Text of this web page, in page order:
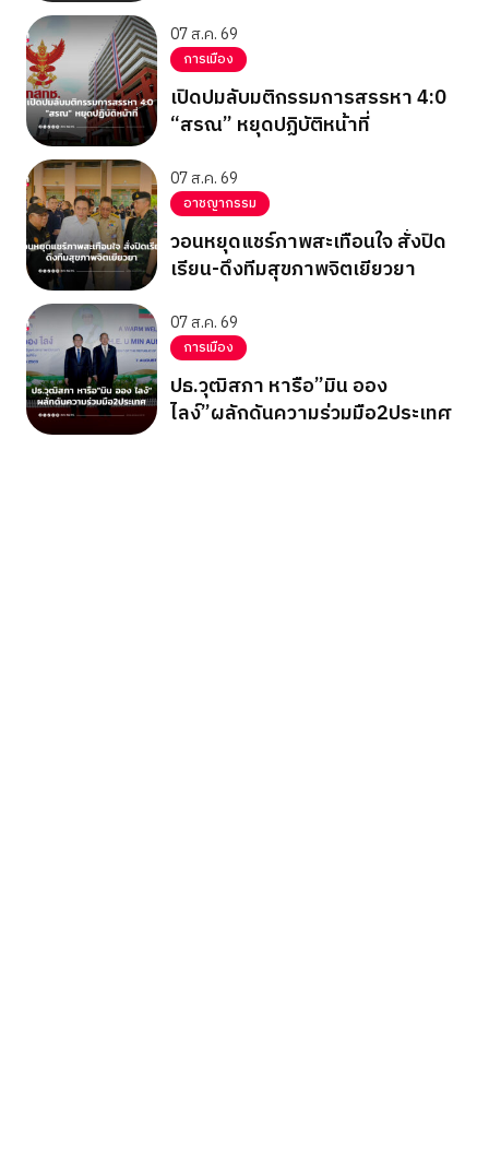
07 ส.ค. 69
การเมือง
เปิดปมลับมติกรรมการสรรหา 4:0
“สรณ” หยุดปฏิบัติหน้าที่
07 ส.ค. 69
อาชญากรรม
วอนหยุดแชร์ภาพสะเทือนใจ สั่งปิด
เรียน-ดึงทีมสุขภาพจิตเยียวยา
07 ส.ค. 69
การเมือง
ปธ.วุฒิสภา หารือ”มิน ออง
ไลง์”ผลักดันความร่วมมือ2ประเทศ